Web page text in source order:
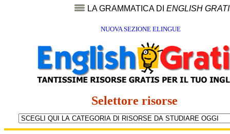
LA GRAMMATICA DI ENGLISH
NUOVA SEZIONE ELINGUE
Selettore risorse